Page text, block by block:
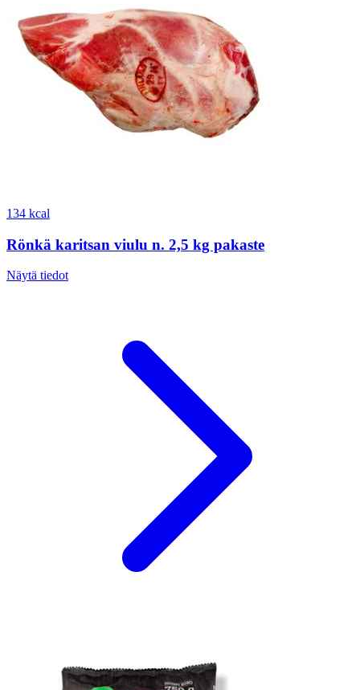
134 kcal
Rönkä karitsan viulu n. 2,5 kg pakaste
Näytä tiedot